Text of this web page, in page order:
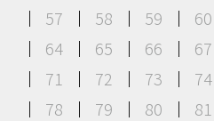
57
58 59 60
64
65 66 67
71
72 73 74
78
79 80 81